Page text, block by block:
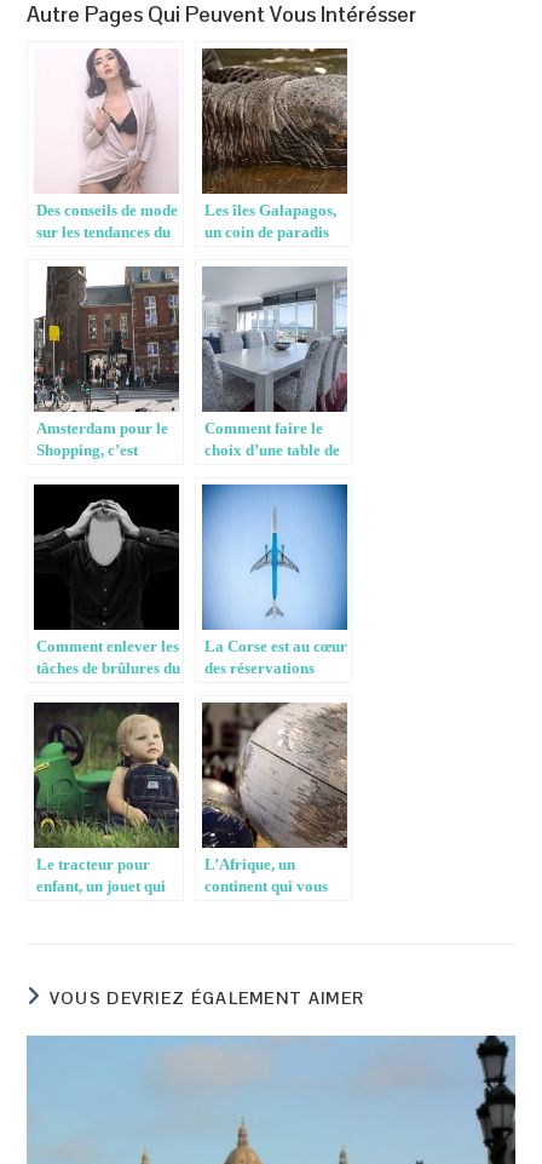
Autre Pages Qui Peuvent Vous Intérésser
Des conseils de mode
sur les tendances du
Les îles Galapagos,
un coin de paradis
Amsterdam pour le
Shopping, c’est
Comment faire le
choix d’une table de
Comment enlever les
tâches de brûlures du
vêtement?
La Corse est au cœur
des réservations
d’été
Le tracteur pour
enfant, un jouet qui
L’Afrique, un
continent qui vous
VOUS DEVRIEZ ÉGALEMENT AIMER